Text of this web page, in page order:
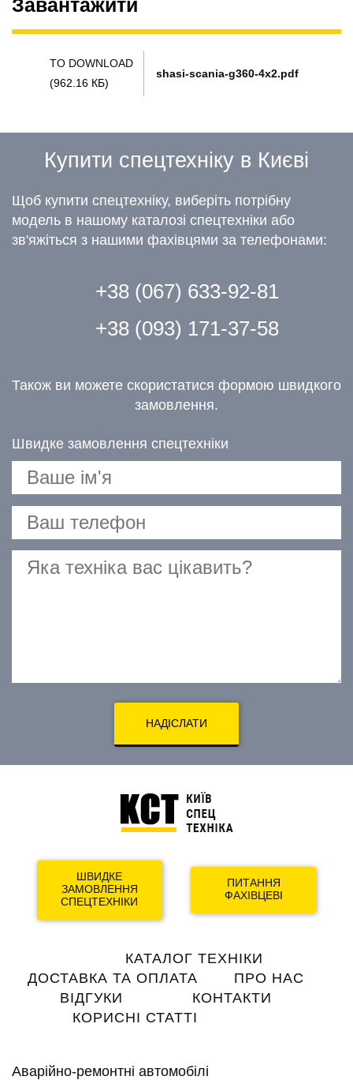
Завантажити
TO DOWNLOAD
(962.16 КБ)
shasi-scania-g360-4x2.pdf
Купити спецтехніку в Києві
Щоб купити спецтехніку, виберіть потрібну
модель в нашому каталозі спецтехніки або
зв'яжіться з нашими фахівцями за телефонами:
+38 (067) 633-92-81
+38 (093) 171-37-58
Також ви можете скористатися формою швидкого
замовлення.
Швидке замовлення спецтехніки
НАДІСЛАТИ
ШВИДКЕ
ЗАМОВЛЕННЯ
СПЕЦТЕХНІКИ
ПИТАННЯ
ФАХІВЦЕВІ
navigation
КАТАЛОГ ТЕХНІКИ
ДОСТАВКА ТА ОПЛАТА
ПРО НАС
ВІДГУКИ
КОНТАКТИ
КОРИСНІ СТАТТІ
Аварійно-ремонтні автомобілі